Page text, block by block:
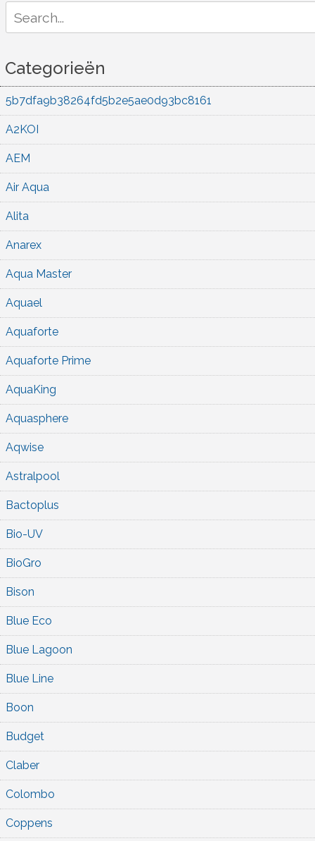
for:
Categorieën
5b7dfa9b38264fd5b2e5ae0d93bc8161
A2KOI
AEM
Air Aqua
Alita
Anarex
Aqua Master
Aquael
Aquaforte
Aquaforte Prime
AquaKing
Aquasphere
Aqwise
Astralpool
Bactoplus
Bio-UV
BioGro
Bison
Blue Eco
Blue Lagoon
Blue Line
Boon
Budget
Claber
Colombo
Coppens